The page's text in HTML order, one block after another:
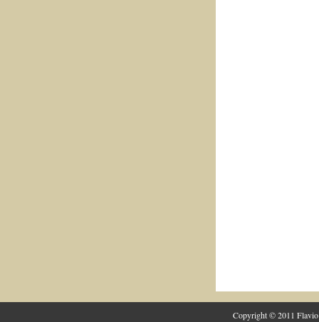
Copyright © 2011 Flavio